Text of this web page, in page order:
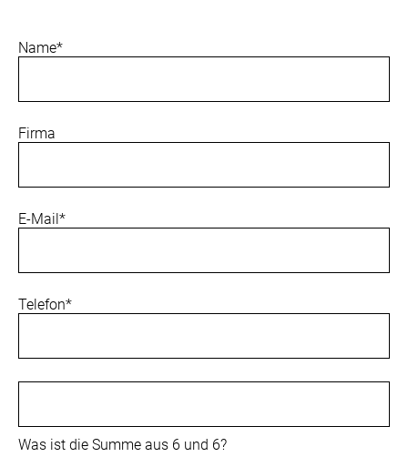
Pflichtfeld
Name*
Firma
Pflichtfeld
E-Mail*
Pflichtfeld
Telefon*
Was ist die Summe aus 6 und 6?